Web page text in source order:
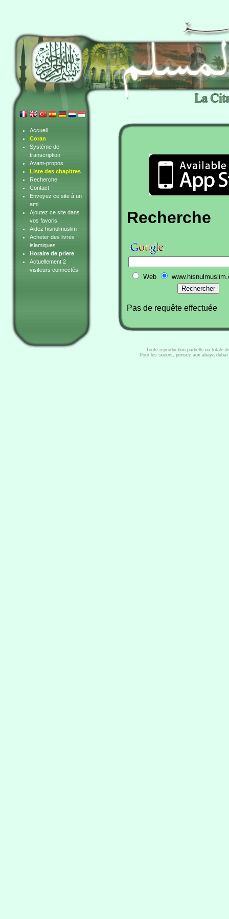
Accueil
Coran
Système de
transcription
Avant-propos
Liste des chapitres
Recherche
Contact
Envoyez ce site à un
ami
Ajoutez ce site dans
vos favoris
Aidez hisnulmuslim
Acheter des livres
islamiques
Horaire de priere
Actuellement 2
visiteurs connectés.
Recherche
Web
Pas de requête effectuée
Toute reproduction partielle ou totale
Pour les soeurs, pensez aux abaya